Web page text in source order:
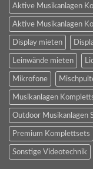
Aktive Musikanlagen
Aktive Musikanlagen
Display mieten
Leinwände mieten
Mikrofone
Musikanlagen
Outdoor Musikanlagen
Premium Komplettsets
Sonstige Videotechnik